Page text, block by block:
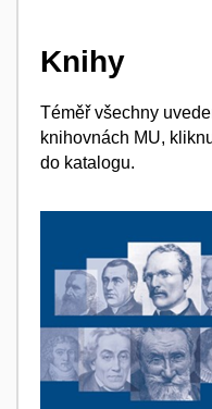
Knihy
Téměř všechny
knihovnách MU,
do katalogu.